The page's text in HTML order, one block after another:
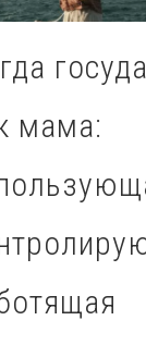
мама: